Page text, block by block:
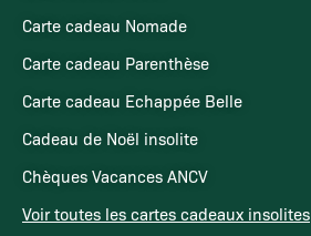
Carte cadeau Nomade
Carte cadeau Parenthèse
Carte cadeau Echappée Belle
Cadeau de Noël insolite
Chèques Vacances ANCV
Voir toutes les cartes cadeaux insolites